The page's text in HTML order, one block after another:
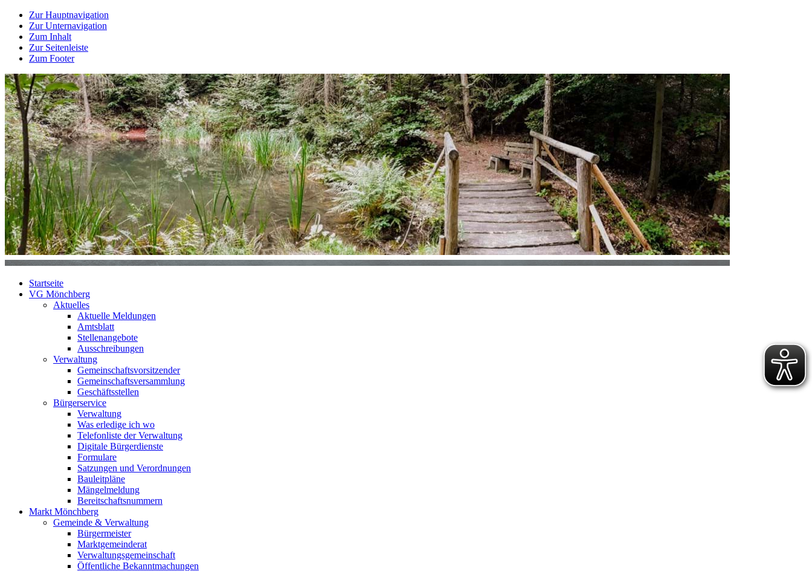
Zur Hauptnavigation
Zur Unternavigation
Zum Inhalt
Zur Seitenleiste
Zum Footer
Startseite
VG Mönchberg
Aktuelles
Aktuelle Meldungen
Amtsblatt
Stellenangebote
Ausschreibungen
Verwaltung
Gemeinschaftsvorsitzender
Gemeinschaftsversammlung
Geschäftsstellen
Bürgerservice
Verwaltung
Was erledige ich wo
Telefonliste der Verwaltung
Digitale Bürgerdienste
Formulare
Satzungen und Verordnungen
Bauleitpläne
Mängelmeldung
Bereitschaftsnummern
Markt Mönchberg
Gemeinde & Verwaltung
Bürgermeister
Marktgemeinderat
Verwaltungsgemeinschaft
Öffentliche Bekanntmachungen